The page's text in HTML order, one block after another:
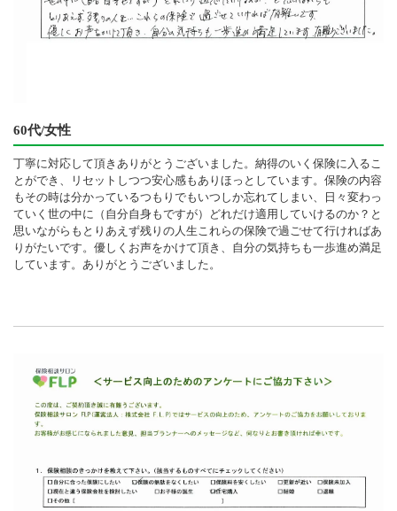
60代/女性
丁寧に対応して頂きありがとうございました。納得のいく保険に入るこ
とができ、リセットしつつ安心感もありほっとしています。保険の内容
もその時は分かっているつもりでもいつしか忘れてしまい、日々変わっ
ていく世の中に（自分自身もですが）どれだけ適用していけるのか？と
思いながらもとりあえず残りの人生これらの保険で過ごせて行ければあ
りがたいです。優しくお声をかけて頂き、自分の気持ちも一歩進め満足
しています。ありがとうございました。